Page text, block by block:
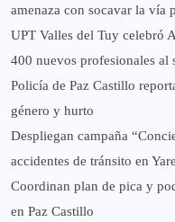
amenaza con socavar la vía
UPT Valles del Tuy celebró
400 nuevos profesionales al
‎Policía de Paz Castillo
género y hurto
‎Despliegan campaña
accidentes de tránsito en Yare
Coordinan plan de pica y
en Paz Castillo